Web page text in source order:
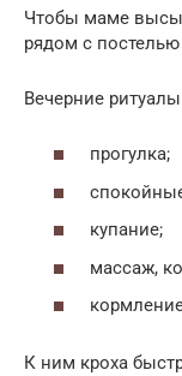
Чтобы маме
рядом с постелью
Вечерние
прогулка;
купание;
массаж,
К ним кроха